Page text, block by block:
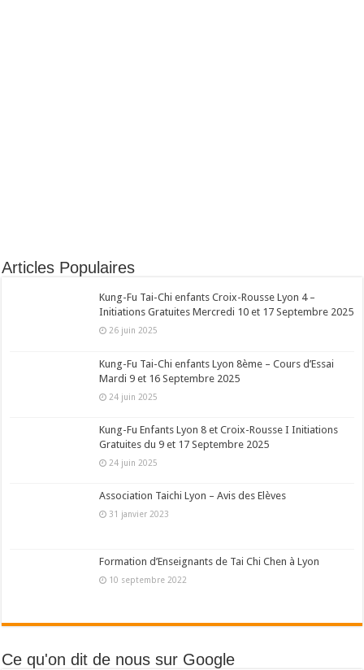
Articles Populaires
Kung-Fu Tai-Chi enfants Croix-Rousse Lyon 4 –
Initiations Gratuites Mercredi 10 et 17 Septembre 2025
26 juin 2025
Kung-Fu Tai-Chi enfants Lyon 8ème – Cours d’Essai
Mardi 9 et 16 Septembre 2025
24 juin 2025
Kung-Fu Enfants Lyon 8 et Croix-Rousse I Initiations
Gratuites du 9 et 17 Septembre 2025
24 juin 2025
Association Taichi Lyon – Avis des Elèves
31 janvier 2023
Formation d’Enseignants de Tai Chi Chen à Lyon
10 septembre 2022
Ce qu'on dit de nous sur Google